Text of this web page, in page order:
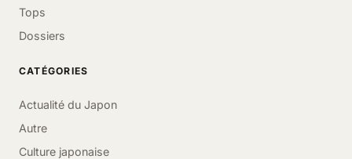
Tops
Dossiers
CATÉGORIES
Actualité du Japon
Autre
Culture japonaise